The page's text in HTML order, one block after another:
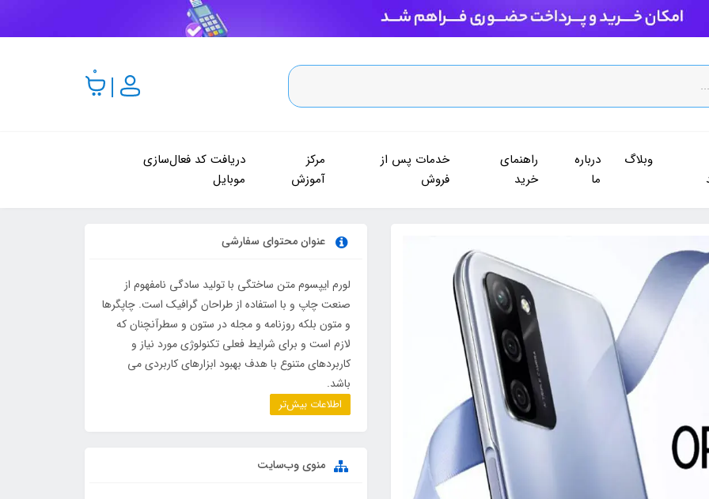
0
وبلاگ
درباره
ما
راهنمای
خرید
خدمات پس از
فروش
مرکز
آموزش
دریافت کد فعال‌سازی
موبایل
عنوان محتوای سفارشی
لورم ایپسوم متن ساختگی با تولید سادگی نامفهوم از
صنعت چاپ و با استفاده از طراحان گرافیک است. چاپگرها
و متون بلکه روزنامه و مجله در ستون و سطرآنچنان که
لازم است و برای شرایط فعلی تکنولوژی مورد نیاز و
کاربردهای متنوع با هدف بهبود ابزارهای کاربردی می
باشد.
اطلاعات بیش‌تر
منوی وب‌سایت